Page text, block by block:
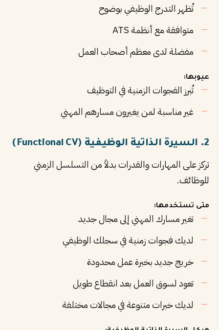
تُظهر التدرج الوظيفي بوضوح
متوافقة مع أنظمة ATS
مفضلة لدى معظم أصحاب العمل
عيوبها:
تُبرز الفجوات الزمنية في التوظيف
غير مناسبة لمن يغيرون مسارهم المهني
2. السيرة الذاتية الوظيفية (Functional CV)
تركز على المهارات والقدرات بدلاً من التسلسل الزمني
للوظائف.
متى تستخدمها:
تغير مسارك المهني إلى مجال جديد
لديك فجوات زمنية في سجلك الوظيفي
خريج جديد بخبرة عمل محدودة
تعود لسوق العمل بعد انقطاع طويل
لديك خبرات متنوعة في مجالات مختلفة